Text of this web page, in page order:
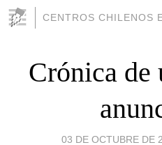
CENTROS CHILENOS
Crónica de
03 DE OCTUBRE DE